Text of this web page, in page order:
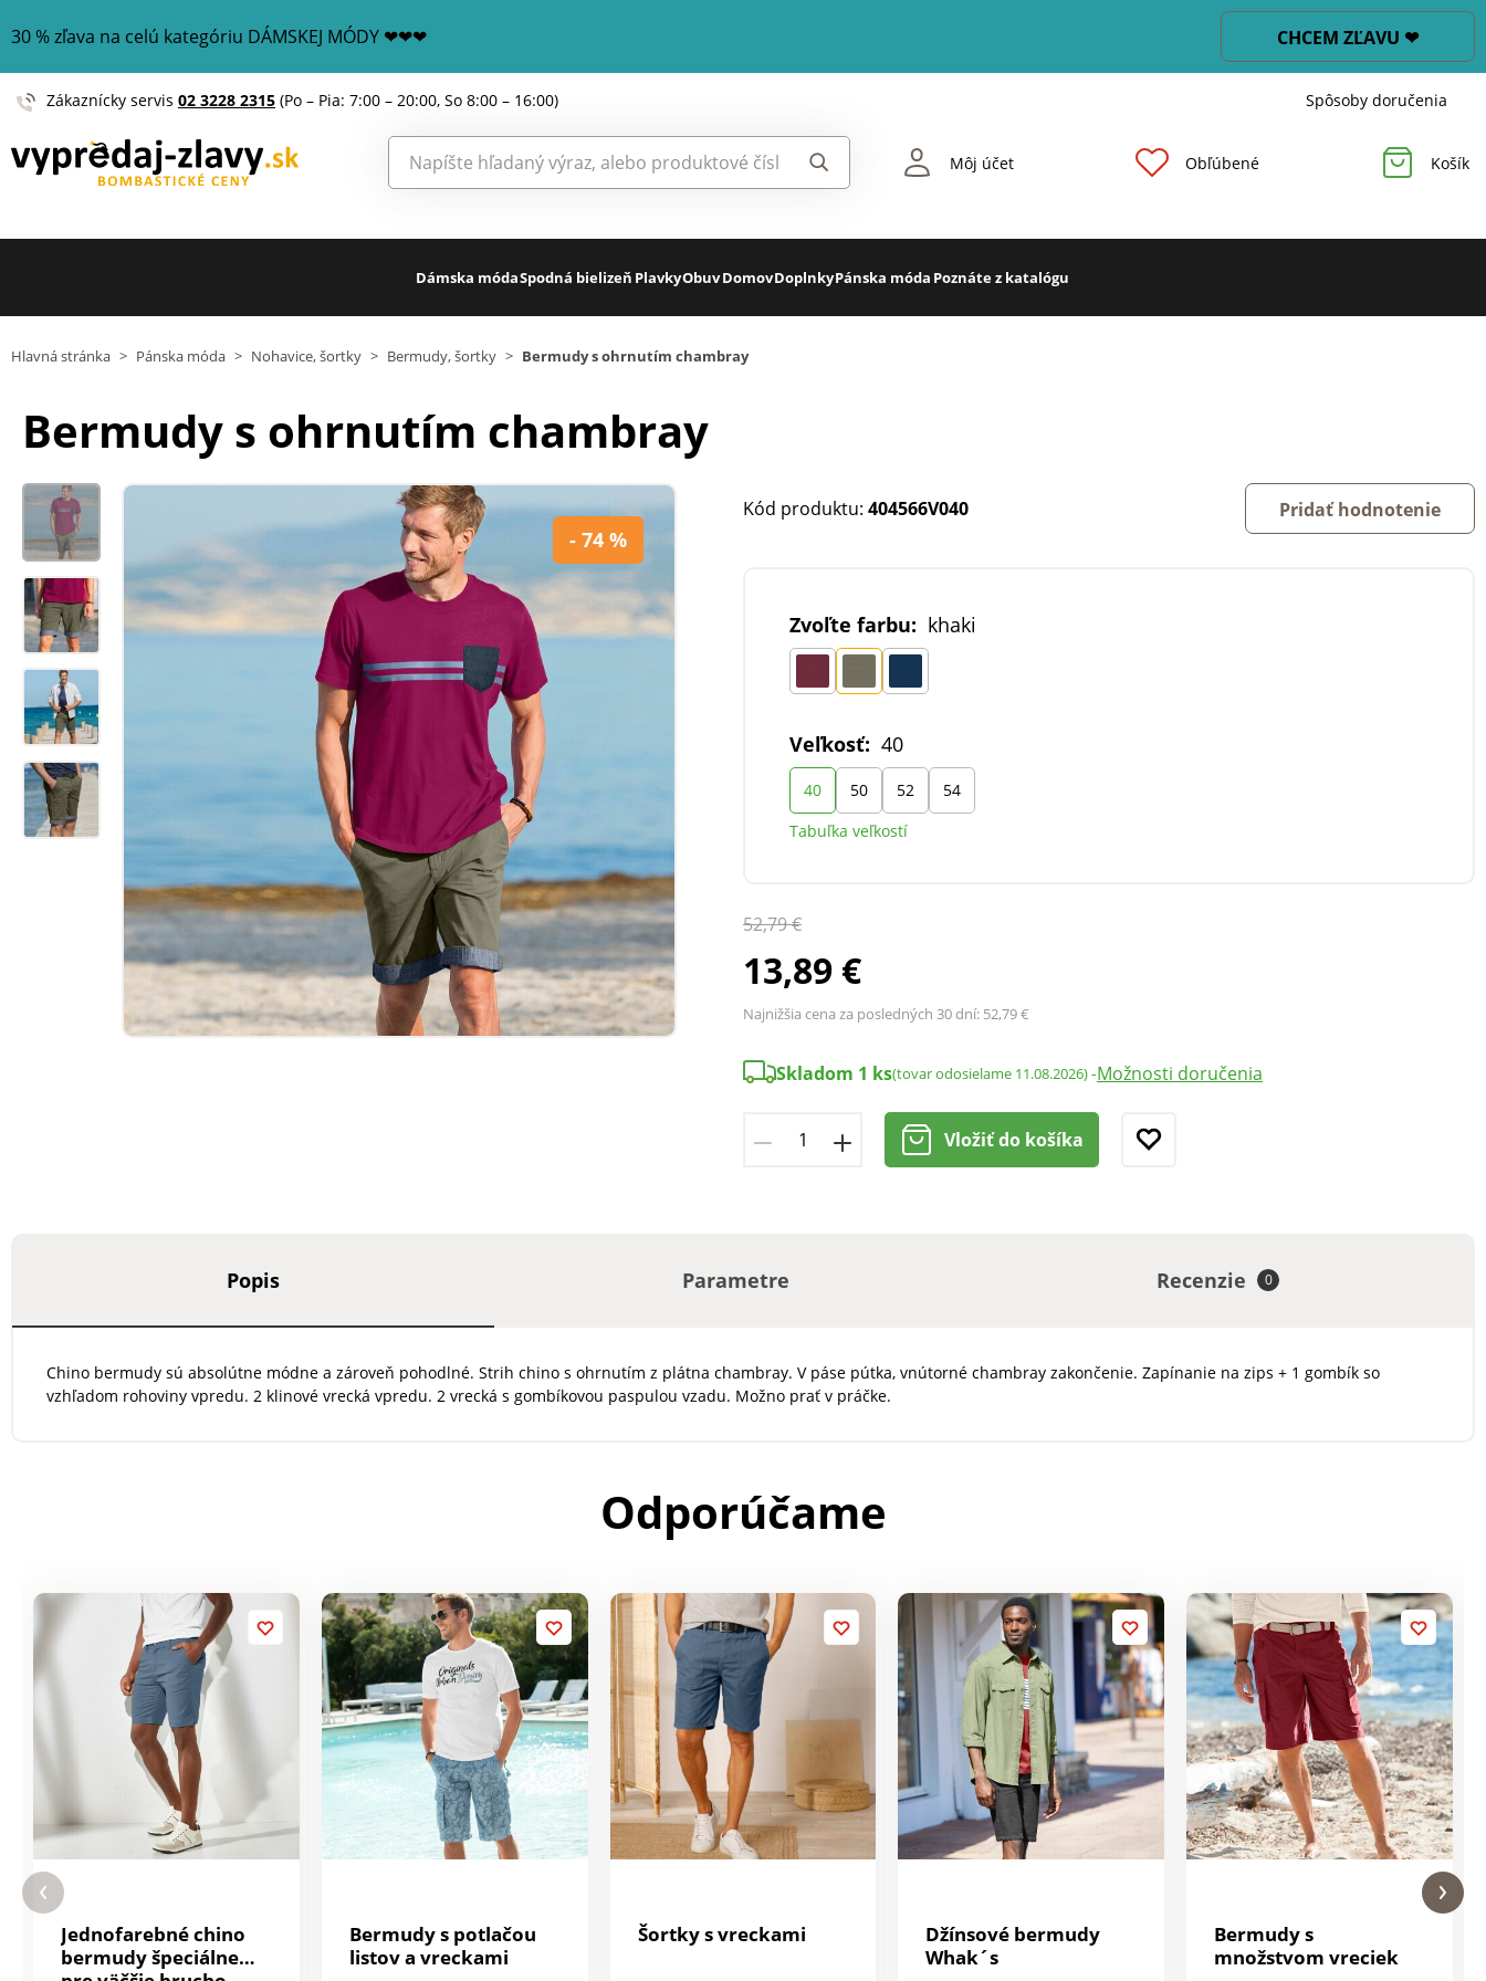
30 % zľava na celú kategóriu DÁMSKEJ MÓDY ❤❤❤ CHCEM ZĽAVU ❤
Zákaznícky servis 02 3228 2315 (Po – Pia: 7:00 – 20:00, So 8:00 – 16:00) Spôsoby doručenia
Môj účet Obľúbené Košík
Dámska módaSpodná bielizeň PlavkyObuvDomovDoplnkyPánska móda Poznáte z katalógu
Hlavná stránka > Pánska móda > Nohavice, šortky > Bermudy, šortky > Bermudy s ohrnutím chambray
Bermudy s ohrnutím chambray
- 74 %
Kód produktu: 404566V040 Pridať hodnotenie
Zvoľte farbu: khaki
Veľkosť: 40
40 50 52
54
Tabuľka veľkostí
52,79 €
13,89 €
Najnižšia cena za posledných 30 dní: 52,79 €
Skladom 1 ks(tovar odosielame 11.08.2026)-Možnosti doručenia
Vložiť do košíka
Popis Parametre Recenzie 0
Chino bermudy sú absolútne módne a zároveň pohodlné. Strih chino s ohrnutím z plátna chambray. V páse pútka, vnútorné chambray zakončenie. Zapínanie na zips + 1 gombík so
vzhľadom rohoviny vpredu. 2 klinové vrecká vpredu. 2 vrecká s gombíkovou paspulou vzadu. Možno prať v práčke.
Odporúčame
Jednofarebné chino
bermudy špeciálne
Bermudy s potlačou
listov a vreckami
Šortky s vreckami
Džínsové bermudy
Whak´s
Bermudy s
množstvom vreciek